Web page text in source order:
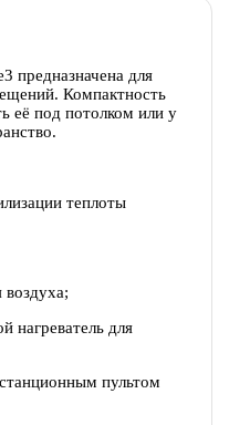
предназначена для
Компактность
её под потолком или у
теплоты
воздуха;
нагреватель для
пультом